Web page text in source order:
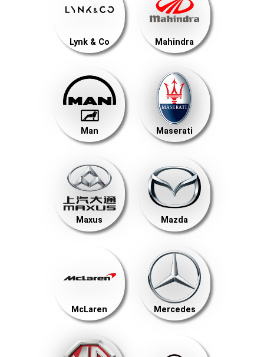
Lynk & Co Mahindra
Man Maserati
Maxus Mazda
McLaren Mercedes